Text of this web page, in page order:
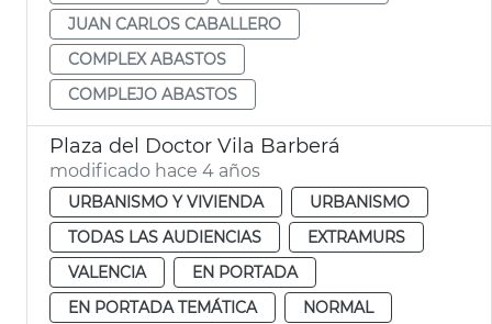
JUAN CARLOS CABALLERO
COMPLEX ABASTOS
COMPLEJO ABASTOS
Plaza del Doctor Vila Barberá
modificado hace 4 años
URBANISMO Y VIVIENDA
URBANISMO
TODAS LAS AUDIENCIAS
EXTRAMURS
VALENCIA
EN PORTADA
EN PORTADA TEMÁTICA
NORMAL